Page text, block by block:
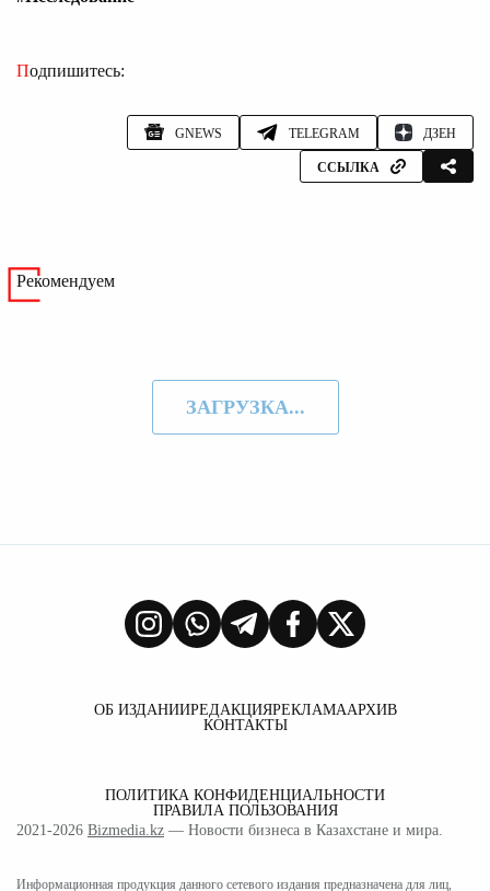
Подпишитесь:
GNEWS TELEGRAM ДЗЕН
ССЫЛКА
Рекомендуем
ЗАГРУЗКА...
ОБ ИЗДАНИИРЕДАКЦИЯРЕКЛАМААРХИВ
КОНТАКТЫ
ПОЛИТИКА КОНФИДЕНЦИАЛЬНОСТИ
ПРАВИЛА ПОЛЬЗОВАНИЯ
2021-2026 Bizmedia.kz — Новости бизнеса в Казахстане и мира.
Информационная продукция данного сетевого издания предназначена для лиц,